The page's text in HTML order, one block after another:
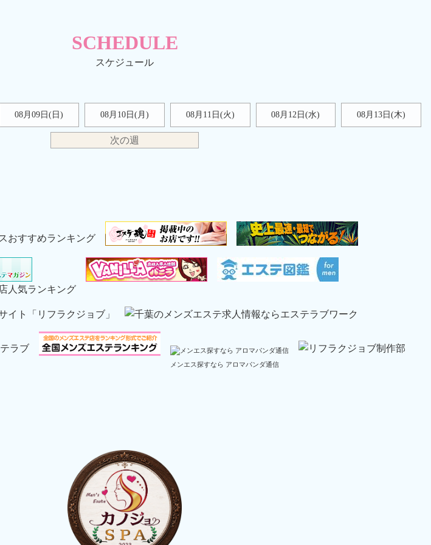
SCHEDULE
08月09日( 日) 08月10日(月) 08月11日(火) 08月12日(水) 08月13日(木)
次の週
人気ランキング
メンエス探すなら アロマパンダ通信